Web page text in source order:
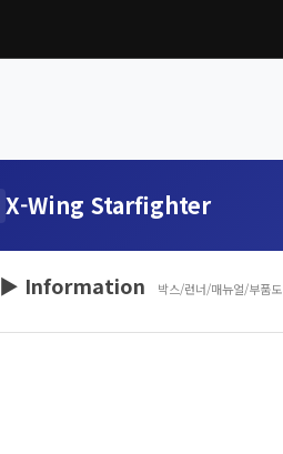
X-Wing Starfighter
▶ Information 박스/런너/매뉴얼/부품도